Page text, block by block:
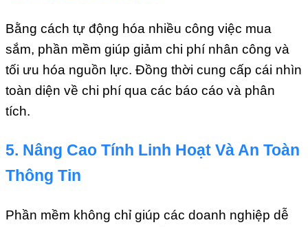
Bằng cách tự động hóa nhiều công việc mua
sắm, phần mềm giúp giảm chi phí nhân công và
tối ưu hóa nguồn lực. Đồng thời cung cấp cái nhìn
toàn diện về chi phí qua các báo cáo và phân
tích.
5. Nâng Cao Tính Linh Hoạt Và An Toàn
Thông Tin
Phần mềm không chỉ giúp các doanh nghiệp dễ